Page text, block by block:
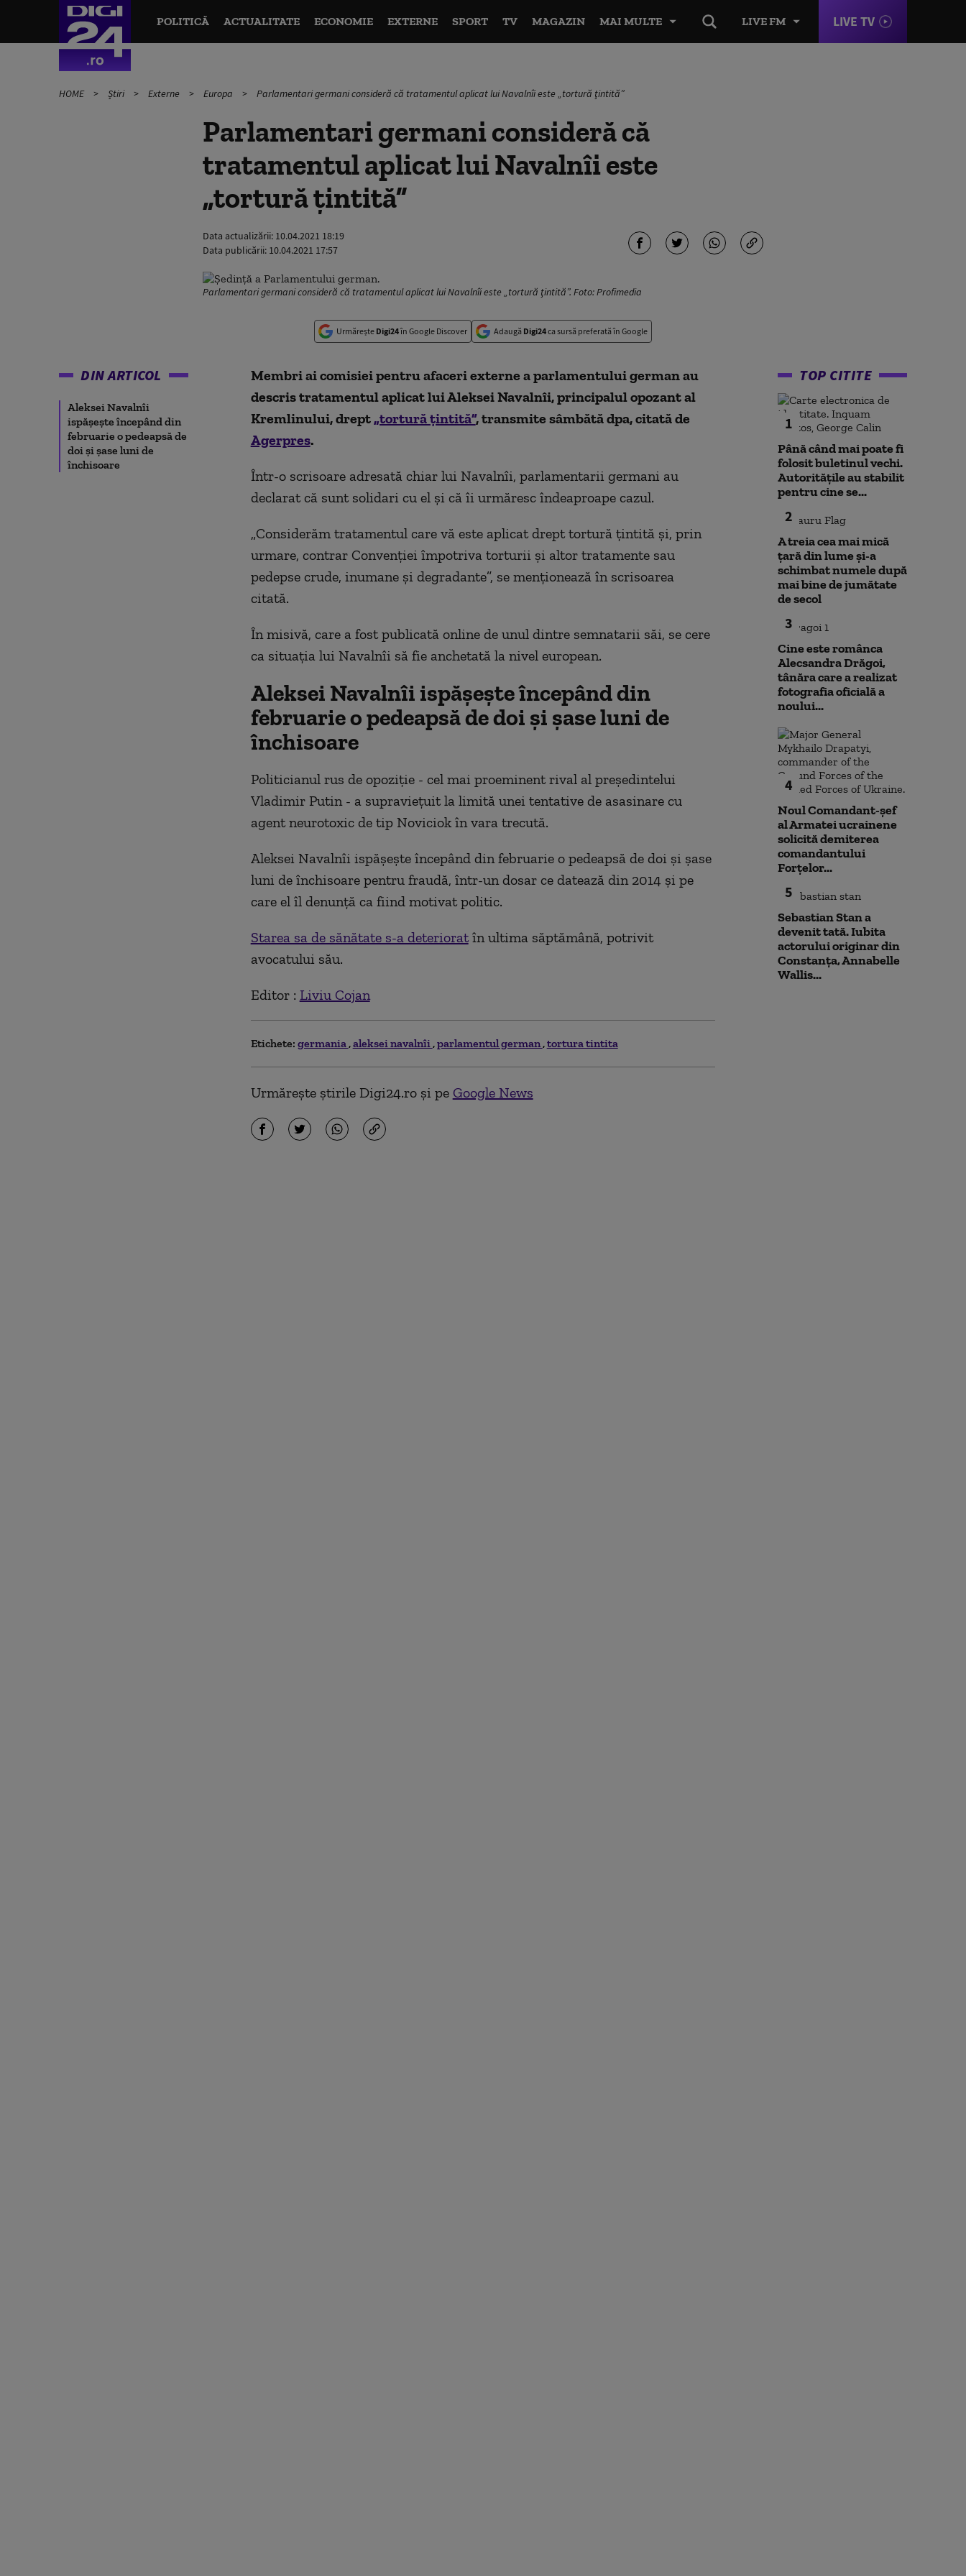
LIVE FM LIVE TV
POLITICĂ ACTUALITATE ECONOMIE EXTERNE SPORT TV MAGAZIN MAI MULTE
HOME Știri Externe Europa Parlamentari germani consideră că tratamentul aplicat lui Navalnîi este „tortură ţintită”
Parlamentari germani consideră că
tratamentul aplicat lui Navalnîi este
„tortură ţintită”
Data actualizării: 10.04.2021 18:19
Data publicării: 10.04.2021 17:57
Parlamentari germani consideră că tratamentul aplicat lui Navalnîi este „tortură ţintită”. Foto: Profimedia
Urmărește Digi24în Google Discover Adaugă Digi24ca sursă preferată în Google
DIN ARTICOL
Aleksei Navalnîi
ispăşeşte începând din
februarie o pedeapsă de
doi şi şase luni de
închisoare
Membri ai comisiei pentru afaceri externe a parlamentului german au
descris tratamentul aplicat lui Aleksei Navalnîi, principalul opozant al
Kremlinului, drept„tortură ţintită”, transmite sâmbătă dpa, citată de
Agerpres.
Într-o scrisoare adresată chiar lui Navalnîi, parlamentarii germani au
declarat că sunt solidari cu el şi că îi urmăresc îndeaproape cazul.
„Considerăm tratamentul care vă este aplicat drept tortură ţintită şi, prin
urmare, contrar Convenţiei împotriva torturii şi altor tratamente sau
pedepse crude, inumane şi degradante”, se menţionează în scrisoarea
citată.
În misivă, care a fost publicată online de unul dintre semnatarii săi, se cere
ca situaţia lui Navalnîi să fie anchetată la nivel european.
Aleksei Navalnîi ispăşeşte începând din
februarie o pedeapsă de doi şi şase luni de
închisoare
Politicianul rus de opoziţie - cel mai proeminent rival al preşedintelui
Vladimir Putin - a supravieţuit la limită unei tentative de asasinare cu
agent neurotoxic de tip Noviciok în vara trecută.
Aleksei Navalnîi ispăşeşte începând din februarie o pedeapsă de doi şi şase
luni de închisoare pentru fraudă, într-un dosar ce datează din 2014 şi pe
care el îl denunţă ca fiind motivat politic.
Starea sa de sănătate s-a deterioratîn ultima săptămână, potrivit
avocatului său.
Editor : Liviu Cojan
Etichete: germania aleksei navalnîi parlamentul german tortura tintita
Urmărește știrile Digi24.ro și pe Google News
TOP CITITE
1
Până când mai poate fi
folosit buletinul vechi.
Autoritățile au stabilit
pentru cine se...
2
A treia cea mai mică
țară din lume și-a
schimbat numele după
mai bine de jumătate
de secol
3
Cine este românca
Alecsandra Drăgoi,
tânăra care a realizat
fotografia oficială a
noului...
4
Noul Comandant-șef
al Armatei ucrainene
solicită demiterea
comandantului
Forțelor...
5
Sebastian Stan a
devenit tată. Iubita
actorului originar din
Constanța, Annabelle
Wallis...